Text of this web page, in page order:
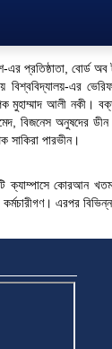
এর প্রতিষ্ঠাতা, বোর্ড
বিশ্ববিদ্যালয়-এর
মুহাম্মাদ আলী নকী।
অনুষদের ডীন
সাকিরা পারভীন।
ক্যাম্পাসে কোরআন
কর্মচারীগণ। এরপর